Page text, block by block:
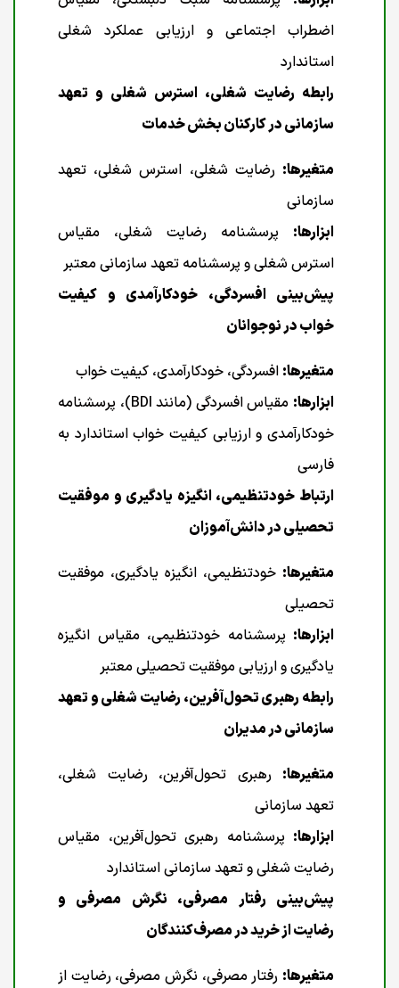
اضطراب اجتماعی و ارزیابی عملکرد شغلی
استاندارد
رابطه رضایت شغلی، استرس شغلی و تعهد
سازمانی در کارکنان بخش خدمات
متغیرها: رضایت شغلی، استرس شغلی، تعهد
سازمانی
ابزارها: پرسشنامه رضایت شغلی، مقیاس
استرس شغلی و پرسشنامه تعهد سازمانی معتبر
پیش‌بینی افسردگی، خودکارآمدی و کیفیت
خواب در نوجوانان
متغیرها: افسردگی، خودکارآمدی، کیفیت خواب
ابزارها:
مقیاس افسردگی (مانند BDI)، پرسشنامه
خودکارآمدی و ارزیابی کیفیت خواب استاندارد به
فارسی
ارتباط خودتنظیمی، انگیزه یادگیری و موفقیت
تحصیلی در دانش‌آموزان
متغیرها: خودتنظیمی، انگیزه یادگیری، موفقیت
تحصیلی
ابزارها: پرسشنامه خودتنظیمی، مقیاس انگیزه
یادگیری و ارزیابی موفقیت تحصیلی معتبر
رابطه رهبری تحول‌آفرین، رضایت شغلی و تعهد
سازمانی در مدیران
متغیرها: رهبری تحول‌آفرین، رضایت شغلی،
تعهد سازمانی
ابزارها: پرسشنامه رهبری تحول‌آفرین، مقیاس
رضایت شغلی و تعهد سازمانی استاندارد
پیش‌بینی رفتار مصرفی، نگرش مصرفی و
رضایت از خرید در مصرف‌کنندگان
متغیرها: رفتار مصرفی، نگرش مصرفی، رضایت از